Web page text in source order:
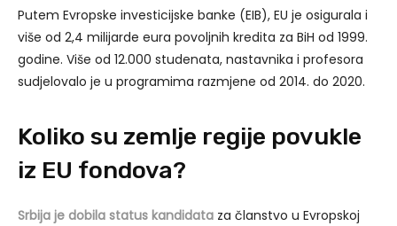
Putem Evropske investicijske banke (EIB), EU je osigurala i
više od 2,4 milijarde eura povoljnih kredita za BiH od 1999.
godine. Više od 12.000 studenata, nastavnika i profesora
sudjelovalo je u programima razmjene od 2014. do 2020.
Koliko su zemlje regije povukle
iz EU fondova?
Srbija je dobila status kandidata za članstvo u Evropskoj